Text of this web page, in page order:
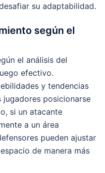
su adaptabilidad.
según el
el análisis del
efectivo.
y tendencias
posicionarse
si un atacante
a un área
pueden ajustar
de manera más